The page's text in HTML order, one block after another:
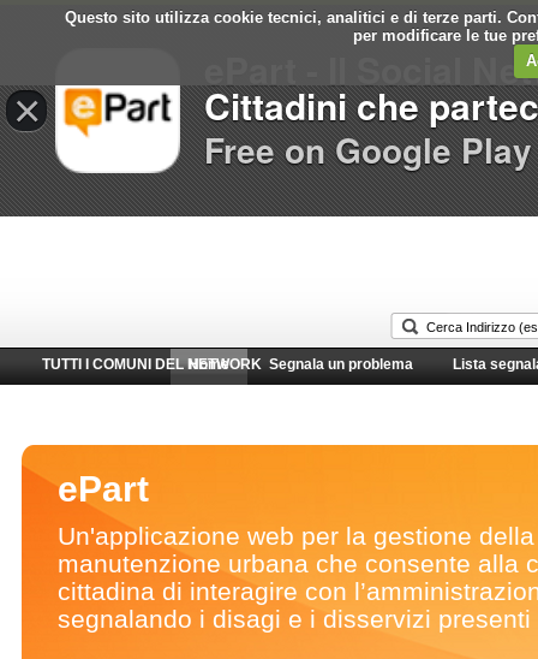
Questo sito utilizza cookie tecnici, analitici e di terze parti.
per modificare le tue
TUTTI I COMUNI DEL NETWORK
Home Segnala un problema Lista
ePart
Un'applicazione web per la gestione della
manutenzione urbana che consente alla
cittadina di interagire con
segnalando i disagi e i disservizi presenti
×
ePart - Il Social
Cittadini che
Free on Google Play